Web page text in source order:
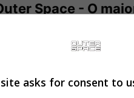
Space - O
para se tornar um membro!
tópicos e postagens,
asks for consent to